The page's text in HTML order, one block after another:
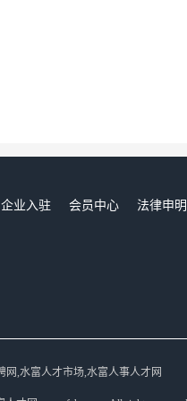
企业入驻 会员中心
法律申明
网,水富人才市场,水富人事人才网